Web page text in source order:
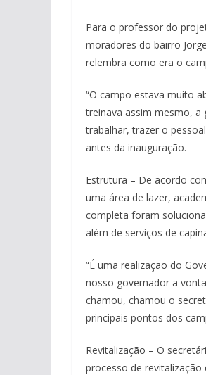
Para o professor do
moradores do bairro
relembra como era o
“O campo estava muito
treinava assim mesmo, a
trabalhar, trazer o
antes da inauguração.
Estrutura – De acordo
uma área de lazer,
completa foram
além de serviços de
“É uma realização do
nosso governador a
chamou, chamou o
principais pontos dos
Revitalização – O
processo de revitalização